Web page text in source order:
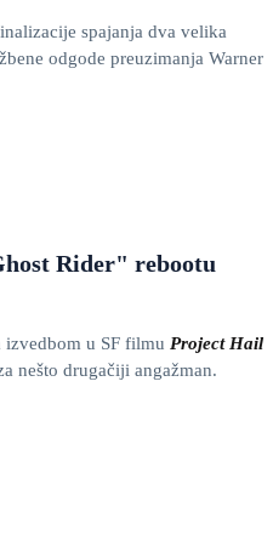
spajanja dva velika
odgode preuzimanja Warner
Rider" rebootu
izvedbom u SF filmu Project Hail
nešto drugačiji angažman.